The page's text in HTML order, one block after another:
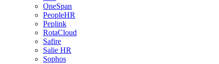
OneSpan
PeopleHR
Peplink
RotaCloud
Safire
Salie HR
Sophos